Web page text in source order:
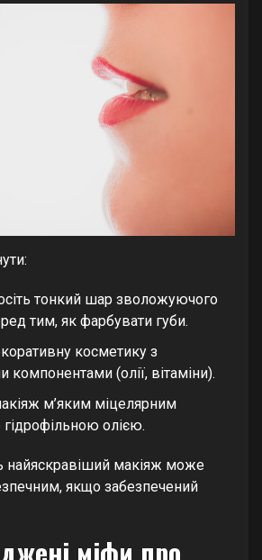
тонкий шар зволожуючого
тим, як фарбувати губи.
косметику з
компонентами (олії, вітаміни).
м’яким міцелярним
олією.
найяскравіший макіяж може
якщо забезпечений